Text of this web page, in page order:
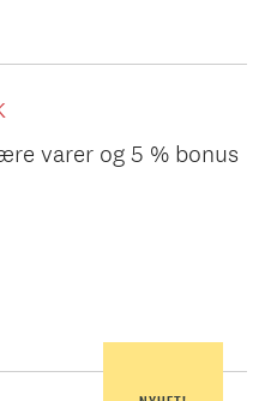
varer og 5 % bonus